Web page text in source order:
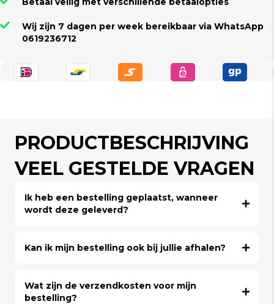
Wij zijn 7 dagen per week bereikbaar via WhatsApp
0619236712
PRODUCTBESCHRIJVING
VEEL GESTELDE VRAGEN
Ik heb een bestelling geplaatst, wanneer
wordt deze geleverd?
Kan ik mijn bestelling ook bij jullie afhalen?
Wat zijn de verzendkosten voor mijn
bestelling?